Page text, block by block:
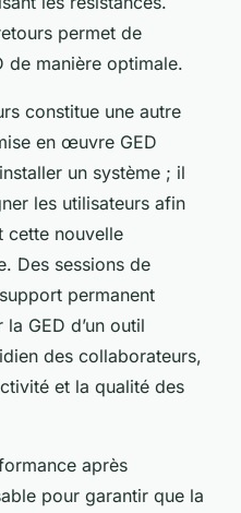
permet de
de manière optimale.
constitue une autre
en œuvre GED
un système ; il
les utilisateurs afin
cette nouvelle
Des sessions de
permanent
GED d’un outil
des collaborateurs,
et la qualité des
après
pour garantir que la